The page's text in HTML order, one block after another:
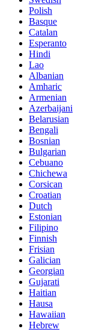
Polish
Basque
Catalan
Esperanto
Hindi
Lao
Albanian
Amharic
Armenian
Azerbaijani
Belarusian
Bengali
Bosnian
Bulgarian
Cebuano
Chichewa
Corsican
Croatian
Dutch
Estonian
Filipino
Finnish
Frisian
Galician
Georgian
Gujarati
Haitian
Hausa
Hawaiian
Hebrew